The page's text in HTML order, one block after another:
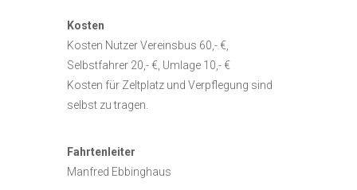
Kosten
Kosten Nutzer Vereinsbus 60,- €,
Selbstfahrer 20,- €, Umlage 10,- €
Kosten für Zeltplatz und Verpflegung sind
selbst zu tragen.
Fahrtenleiter
Manfred Ebbinghaus